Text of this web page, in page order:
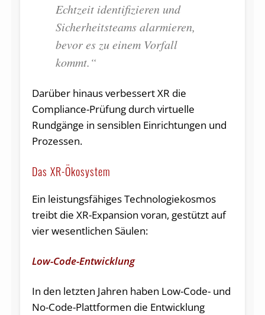
Echtzeit identifizieren und
Sicherheitsteams alarmieren,
bevor es zu einem Vorfall
kommt.“
Darüber hinaus verbessert XR die
Compliance-Prüfung durch virtuelle
Rundgänge in sensiblen Einrichtungen und
Prozessen.
Das XR-Ökosystem
Ein leistungsfähiges Technologiekosmos
treibt die XR-Expansion voran, gestützt auf
vier wesentlichen Säulen:
Low-Code-Entwicklung
In den letzten Jahren haben Low-Code- und
No-Code-Plattformen die Entwicklung